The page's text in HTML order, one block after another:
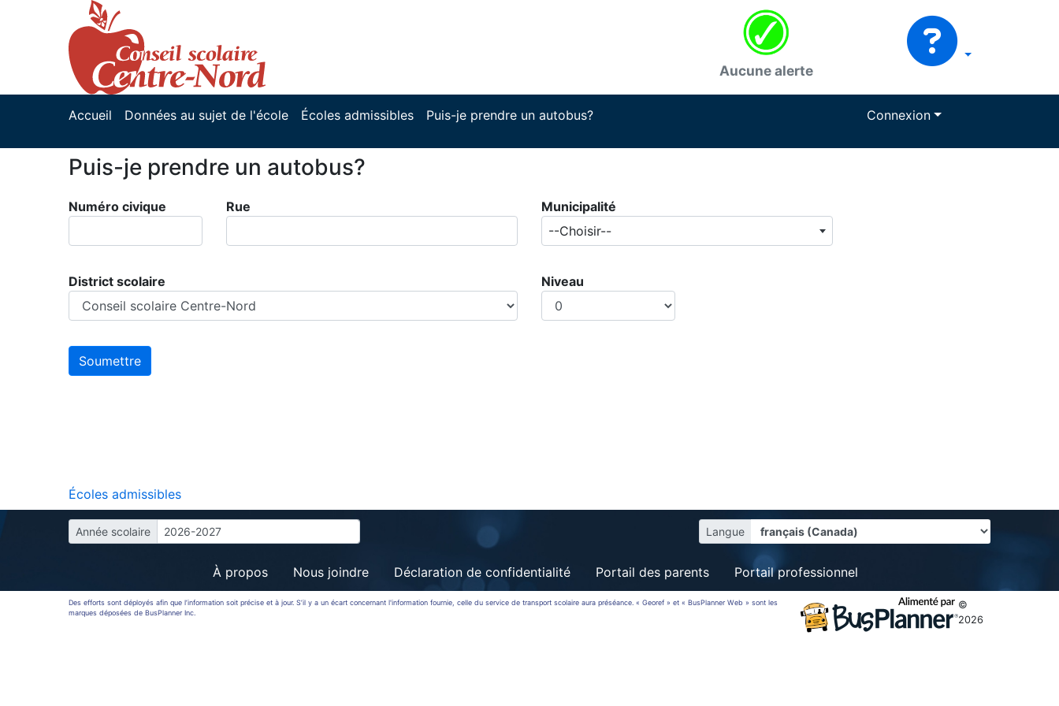
Aucune alerte
Accueil Données au sujet de l'école Écoles admissibles Puis-je prendre un autobus? Connexion
Puis-je prendre un autobus?
Numéro civique Rue
Municipalité
--Choisir--
District scolaire Niveau
Écoles admissibles
Année scolaire 2026-2027 Langue
À propos Nous joindre Déclaration de confidentialité Portail des parents Portail professionnel
Des efforts sont déployés afin que l’information soit précise et à jour. S’il y a un écart concernant l'information fournie, celle du service de transport scolaire aura préséance. « Georef » et « BusPlanner Web » sont les
marques déposées de BusPlanner Inc.
©
2026